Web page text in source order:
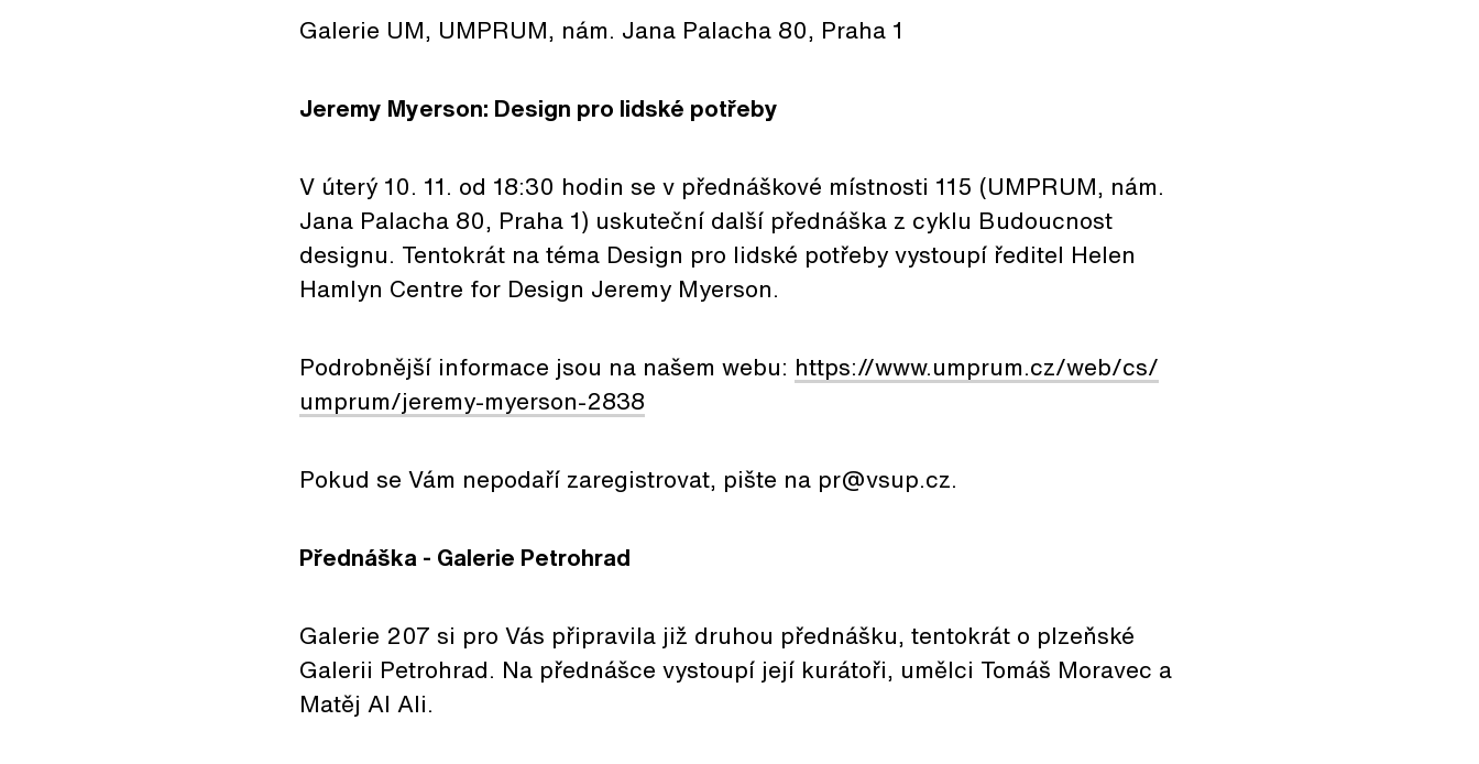
Galerie UM, UMPRUM, nám. Jana Palacha 80, Praha 1
Jeremy Myerson: Design pro lidské potřeby
V úterý 10. 11. od 18:30 hodin se v přednáškové místnosti 115 (UMPRUM, nám.
Jana Palacha 80, Praha 1) uskuteční další přednáška z cyklu Budoucnost
designu. Tentokrát na téma Design pro lidské potřeby vystoupí ředitel Helen
Hamlyn Centre for Design Jeremy Myerson.
Podrobnější informace jsou na našem webu: https://www.umprum.cz/web/cs/
umprum/jeremy-myerson-2838
Pokud se Vám nepodaří zaregistrovat, pište na pr@vsup.cz.
Přednáška - Galerie Petrohrad
Galerie 207 si pro Vás připravila již druhou přednášku, tentokrát o plzeňské
Galerii Petrohrad. Na přednášce vystoupí její kurátoři, umělci Tomáš Moravec a
Matěj Al Ali.